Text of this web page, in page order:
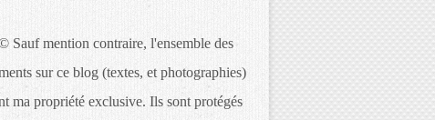
Sauf mention contraire, l'ensemble des
sur ce blog (textes, et photographies)
ma propriété exclusive. Ils sont protégés